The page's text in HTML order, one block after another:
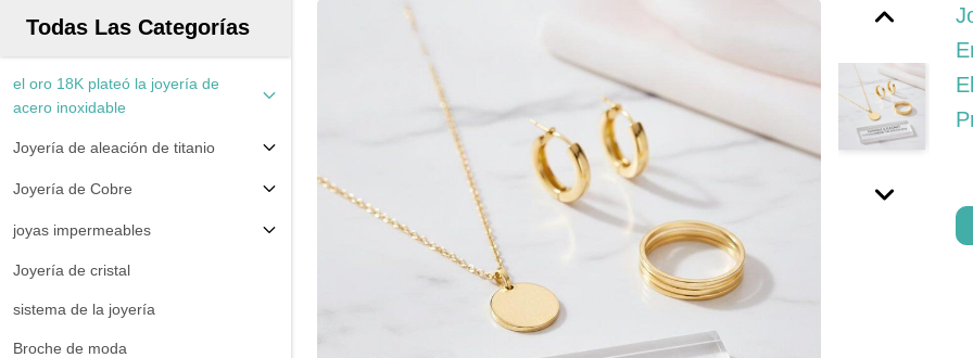
Todas Las Categorías
el oro 18K plateó la joyería de
acero inoxidable
Joyería de aleación de titanio
Joyería de Cobre
joyas impermeables
Joyería de cristal
sistema de la joyería
Broche de moda